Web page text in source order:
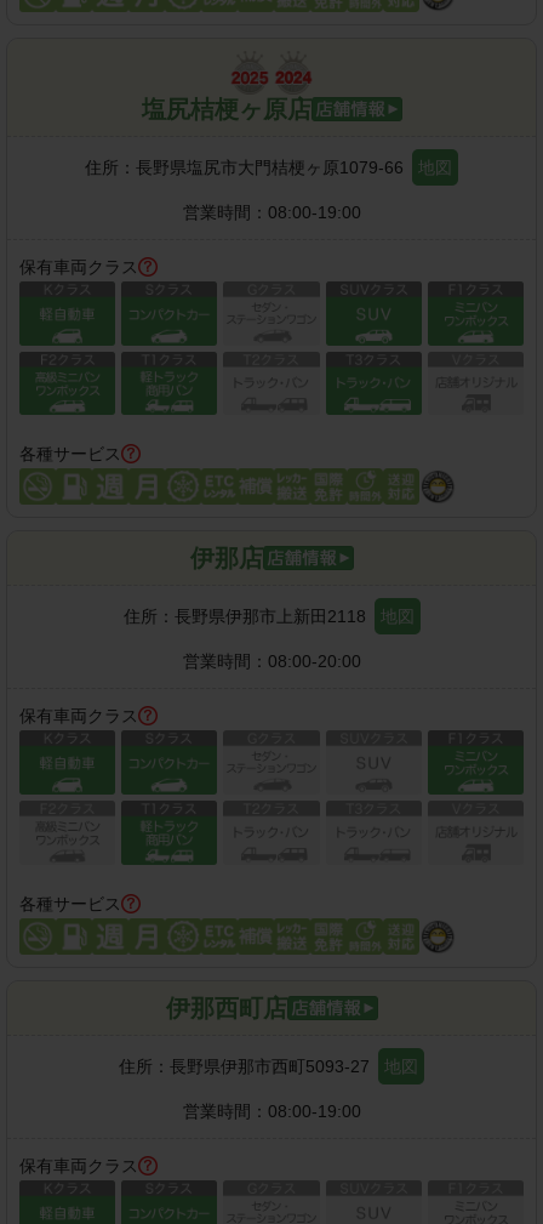
塩尻桔梗ヶ原店
住所： 長野県塩尻市大門桔梗ヶ原1079-66 地図
営業時間： 08:00-19:00
保有車両クラス
各種サービス
伊那店
住所： 長野県伊那市上新田2118 地図
営業時間： 08:00-20:00
保有車両クラス
各種サービス
伊那西町店
住所： 長野県伊那市西町5093-27 地図
営業時間： 08:00-19:00
保有車両クラス